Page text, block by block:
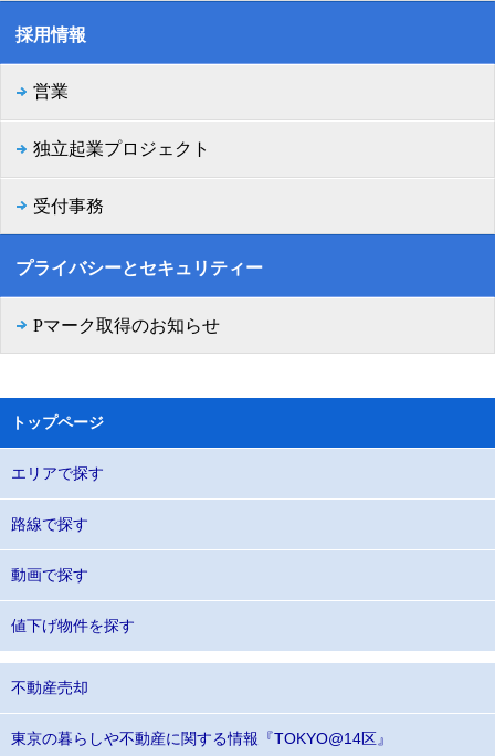
採用情報
営業
独立起業プロジェクト
受付事務
プライバシーとセキュリティー
Pマーク取得のお知らせ
トップページ
エリアで探す
路線で探す
動画で探す
値下げ物件を探す
不動産売却
東京の暮らしや不動産に関する情報『TOKYO@14区』